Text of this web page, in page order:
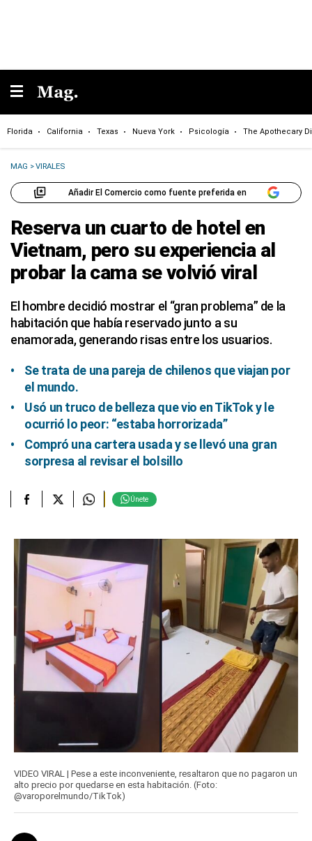
Florida California Texas Nueva York Psicología The Apothecary
MAG >VIRALES
Añadir El Comercio como fuente preferida en
Reserva un cuarto de hotel en
Vietnam, pero su experiencia al
probar la cama se volvió viral
El hombre decidió mostrar el “gran problema” de la
habitación que había reservado junto a su
enamorada, generando risas entre los usuarios.
Se trata de una pareja de chilenos que viajan por
el mundo.
Usó un truco de belleza que vio en TikTok y le
ocurrió lo peor: “estaba horrorizada”
Compró una cartera usada y se llevó una gran
sorpresa al revisar el bolsillo
Únete
VIDEO VIRAL | Pese a este inconveniente, resaltaron que no pagaron un
alto precio por quedarse en esta habitación. (Foto:
@varoporelmundo/TikTok)